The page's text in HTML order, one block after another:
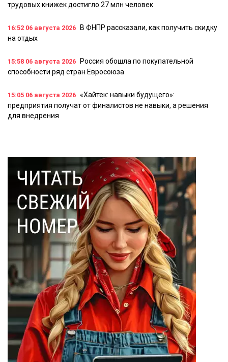
трудовых книжек достигло 27 млн человек
16:52 06 августа 2026
В ФНПР рассказали, как получить скидку
на отдых
15:58 06 августа 2026
Россия обошла по покупательной
способности ряд стран Евросоюза
15:05 06 августа 2026 «Хайтек: навыки будущего»:
предприятия получат от финалистов не навыки, а решения
для внедрения